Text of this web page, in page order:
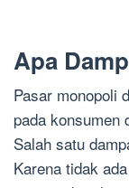
Apa
Pasar monopoli
pada konsumen
Salah satu
Karena tidak